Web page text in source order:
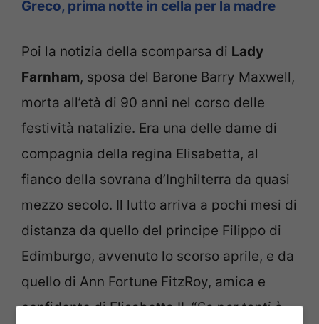
Greco, prima notte in cella per la madre
Poi la notizia della scomparsa di Lady
Farnham, sposa del Barone Barry Maxwell,
morta all’età di 90 anni nel corso delle
festività natalizie. Era una delle dame di
compagnia della regina Elisabetta, al
fianco della sovrana d’Inghilterra da quasi
mezzo secolo. Il lutto arriva a pochi mesi di
distanza da quello del principe Filippo di
Edimburgo, avvenuto lo scorso aprile, e da
quello di Ann Fortune FitzRoy, amica e
confidente di Elisabetta II. “Se per tanti è